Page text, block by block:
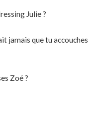
Julie ?
jamais que tu accouches
Zoé ?